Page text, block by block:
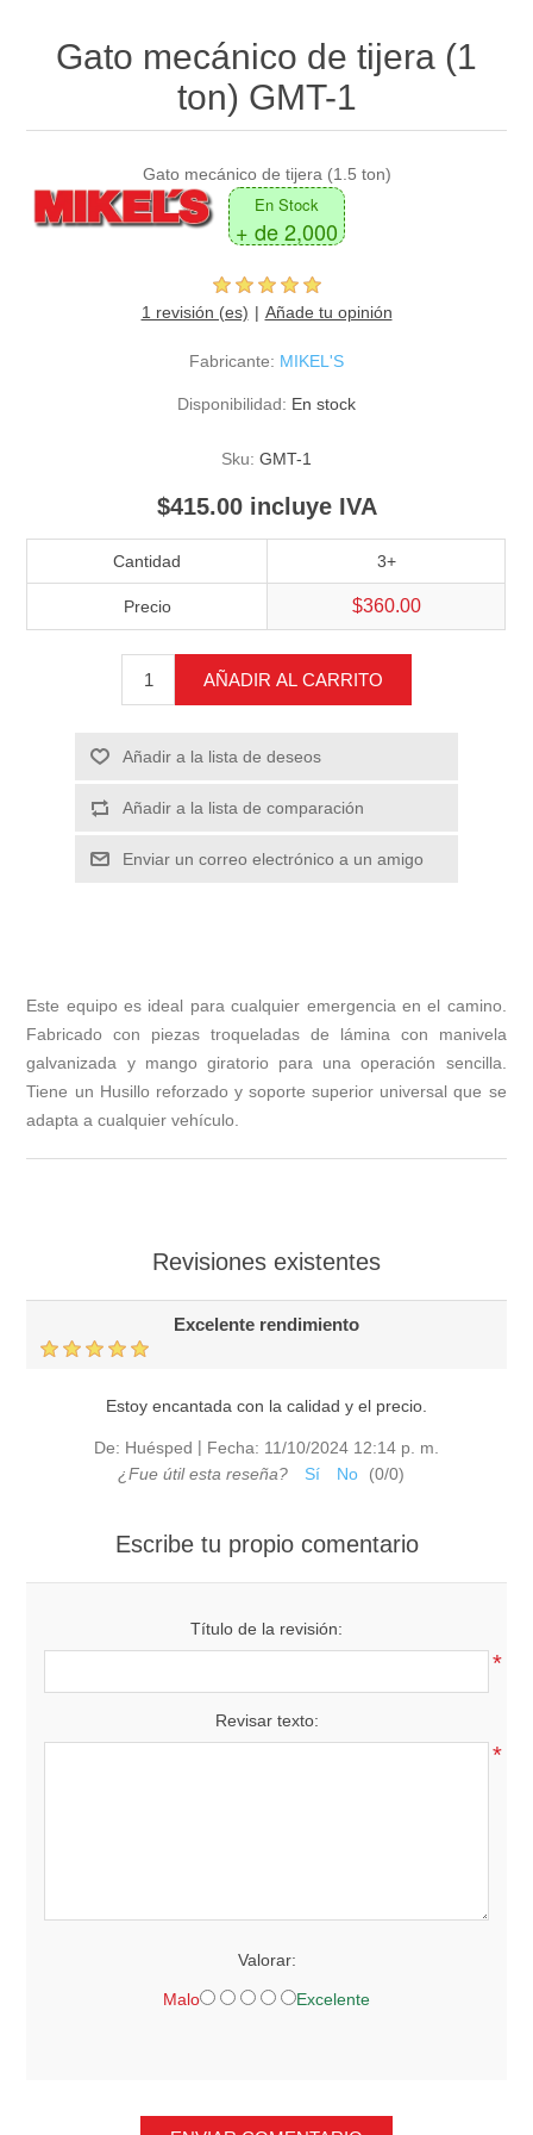
Gato mecánico de tijera (1
ton) GMT-1
Gato mecánico de tijera (1.5 ton)
En Stock
+ de 2,000
1 revisión (es) Añade tu opinión
Fabricante: MIKEL'S
Disponibilidad: En stock
Sku: GMT-1
$415.00 incluye IVA
Cantidad 3+
Precio $360.00
AÑADIR AL CARRITO
Añadir a la lista de deseos
Añadir a la lista de comparación
Enviar un correo electrónico a un amigo
Este equipo es ideal para cualquier emergencia en el camino.
Fabricado con piezas troqueladas de lámina con manivela
galvanizada y mango giratorio para una operación sencilla.
Tiene un Husillo reforzado y soporte superior universal que se
adapta a cualquier vehículo.
Revisiones existentes
Excelente rendimiento
Estoy encantada con la calidad y el precio.
De: Huésped | Fecha: 11/10/2024 12:14 p. m.
¿Fue útil esta reseña?
Sí No (0/0)
Escribe tu propio comentario
Título de la revisión:
*
Revisar texto:
*
Valorar:
Malo Excelente